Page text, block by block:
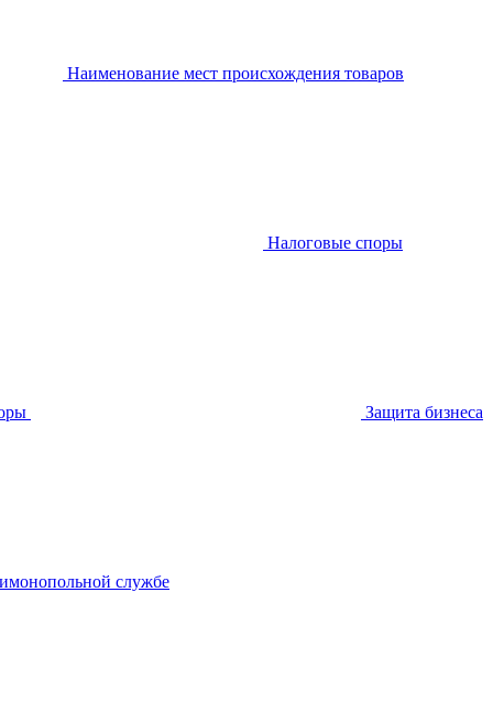
Наименование мест происхождения товаров
Налоговые споры
Защита бизнеса
службе